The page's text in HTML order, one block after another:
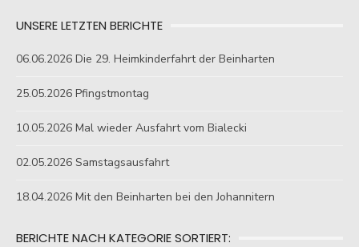
UNSERE LETZTEN BERICHTE
06.06.2026 Die 29. Heimkinderfahrt der Beinharten
25.05.2026 Pfingstmontag
10.05.2026 Mal wieder Ausfahrt vom Bialecki
02.05.2026 Samstagsausfahrt
18.04.2026 Mit den Beinharten bei den Johannitern
BERICHTE NACH KATEGORIE SORTIERT: